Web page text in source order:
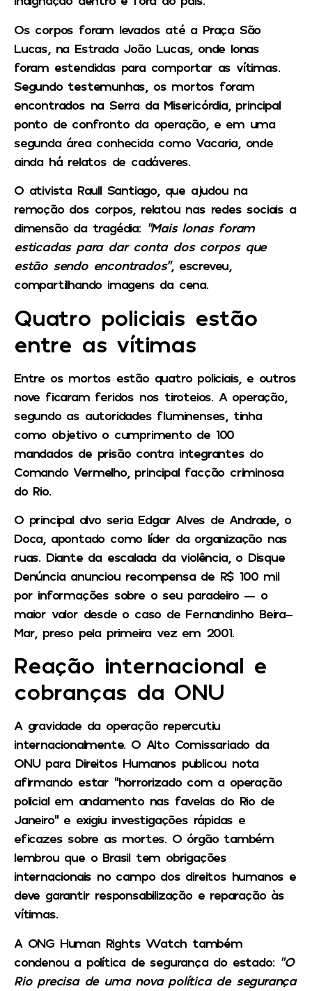
Os corpos foram levados até a Praça São
Lucas, na Estrada João Lucas, onde lonas
foram estendidas para comportar as vítimas.
Segundo testemunhas, os mortos foram
encontrados na Serra da Misericórdia, principal
ponto de confronto da operação, e em uma
segunda área conhecida como Vacaria, onde
ainda há relatos de cadáveres.
O ativista Raull Santiago, que ajudou na
remoção dos corpos, relatou nas redes sociais a
dimensão da tragédia: “Mais lonas foram
esticadas para dar conta dos corpos que
estão sendo encontrados”, escreveu,
compartilhando imagens da cena.
Quatro policiais estão
entre as vítimas
Entre os mortos estão quatro policiais, e outros
nove ficaram feridos nos tiroteios. A operação,
segundo as autoridades fluminenses, tinha
como objetivo o cumprimento de 100
mandados de prisão contra integrantes do
Comando Vermelho, principal facção criminosa
do Rio.
O principal alvo seria Edgar Alves de Andrade, o
Doca, apontado como líder da organização nas
ruas. Diante da escalada da violência, o Disque
Denúncia anunciou recompensa de R$ 100 mil
por informações sobre o seu paradeiro — o
maior valor desde o caso de Fernandinho Beira-
Mar, preso pela primeira vez em 2001.
Reação internacional e
cobranças da ONU
A gravidade da operação repercutiu
internacionalmente. O Alto Comissariado da
ONU para Direitos Humanos publicou nota
afirmando estar “horrorizado com a operação
policial em andamento nas favelas do Rio de
Janeiro” e exigiu investigações rápidas e
eficazes sobre as mortes. O órgão também
lembrou que o Brasil tem obrigações
internacionais no campo dos direitos humanos e
deve garantir responsabilização e reparação às
vítimas.
A ONG Human Rights Watch também
condenou a política de segurança do estado: “O
Rio precisa de uma nova política de segurança